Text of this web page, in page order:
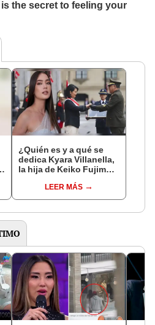
¿Quién es y a qué se
dedica Kyara Villanella,
la hija de Keiko Fujimori
nivel nacional?
LEER MÁS